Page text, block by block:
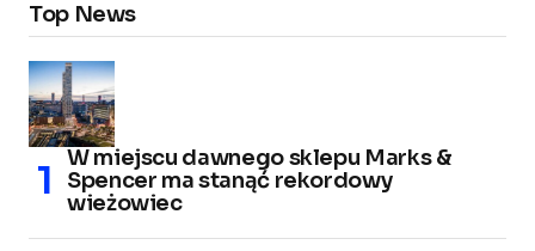
Top News
W miejscu dawnego sklepu Marks &
Spencer ma stanąć rekordowy
wieżowiec